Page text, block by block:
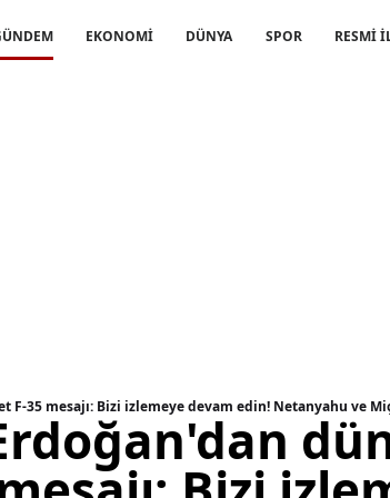
EKONOMİ DÜNYA SPOR RESMİ
F-35 mesajı: Bizi izlemeye devam edin! Netanyahu ve